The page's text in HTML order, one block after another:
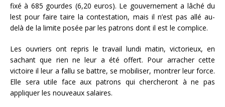
fixé à 685 gourdes (6,20 euros). Le gouvernement a lâché du
lest pour faire taire la contestation, mais il n’est pas allé au-
delà de la limite posée par les patrons dont il est le complice.
Les ouvriers ont repris le travail lundi matin, victorieux, en
sachant que rien ne leur a été offert. Pour arracher cette
victoire il leur a fallu se battre, se mobiliser, montrer leur force.
Elle sera utile face aux patrons qui chercheront à ne pas
appliquer les nouveaux salaires.